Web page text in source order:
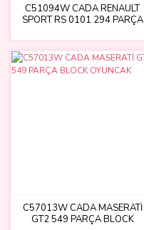
C51094W CADA RENAULT
SPORT RS 0101 294 PARÇA
C57013W CADA MASERATİ
GT2 549 PARÇA BLOCK